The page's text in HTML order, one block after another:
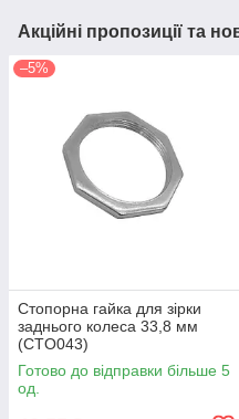
Акційні пропозиції та
–5%
Стопорна гайка для зірки
заднього колеса 33,8 мм
(CTO043)
Готово до відправки більше 5
од.